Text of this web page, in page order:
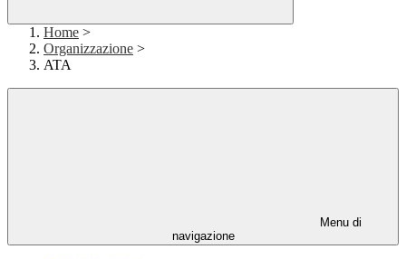
Home >
Organizzazione >
ATA
Menu di
navigazione